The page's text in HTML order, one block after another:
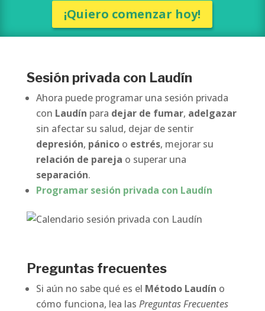
¡Quiero comenzar hoy!
Sesión privada con Laudín
Ahora puede programar una sesión privada
con Laudín para dejar de fumar, adelgazar
sin afectar su salud, dejar de sentir
depresión, pánicoo estrés, mejorar su
relación de pareja o superar una
separación.
Programar sesión privada con Laudín
Preguntas frecuentes
Si aún no sabe qué es el Método Laudín o
cómo funciona, lea las Preguntas Frecuentes